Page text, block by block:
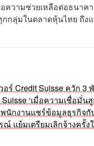
อความช่วยเหลือต่อธนา
กลุ่มในตลาดหุ้นไทย ถึง
อร์ Credit Suisse ควัก
‘เมื่อความเชื่อมั่
นักงานแชร์ข้อมูลธุรกิจกั
แย้มเตรียมเลิกจ้างครั้